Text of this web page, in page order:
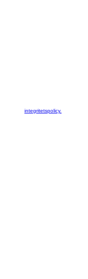
integritetspolicy.